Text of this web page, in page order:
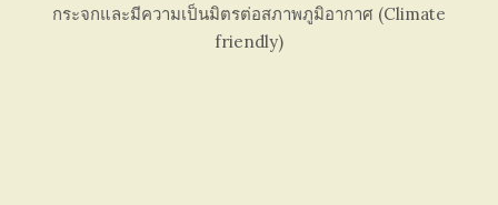
กระจกและมีความเป็นมิตรต่อสภาพภูมิอากาศ (Climate
friendly)